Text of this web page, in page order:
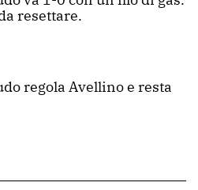
resettare.
regola Avellino e resta